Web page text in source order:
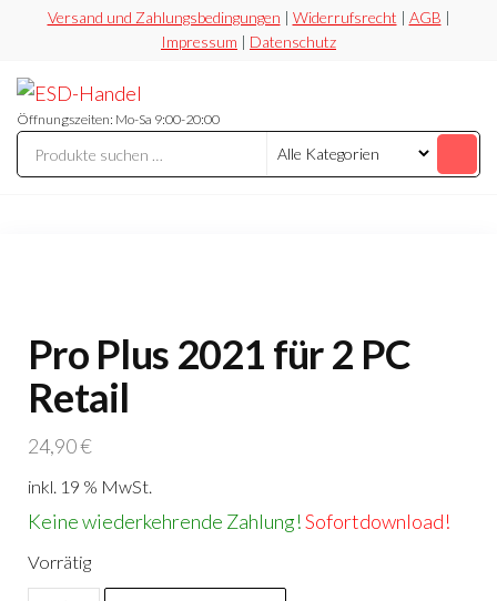
springen
Versand und Zahlungsbedingungen | Widerrufsrecht | AGB |
Impressum | Datenschutz
Handel
Preiswert
Öffnungszeiten: Mo-Sa 9:00-20:00
Pro Plus 2021 für 2 PC
Retail
24,90€
inkl. 19 % MwSt.
Keine wiederkehrende Zahlung!Sofortdownload!
Vorrätig